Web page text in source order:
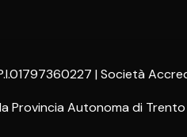
| Società
Provincia Autonoma di